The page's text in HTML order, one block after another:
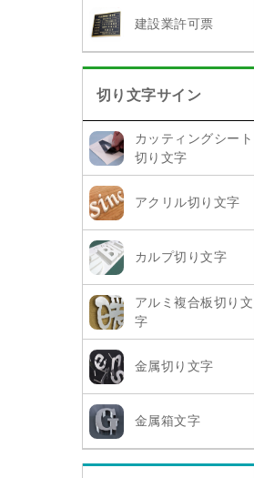
建設業許可票
切り文字サイン
カッティングシート
切り文字
アクリル切り文字
カルプ切り文字
アルミ複合板切り文
字
金属切り文字
金属箱文字